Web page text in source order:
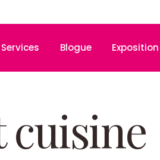
Services Blogue Exposition
cuisine